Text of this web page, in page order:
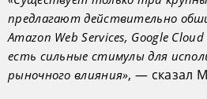
предлагают действительно
Amazon Web Services, Google
есть сильные стимулы для
рыночного влияния», — сказал